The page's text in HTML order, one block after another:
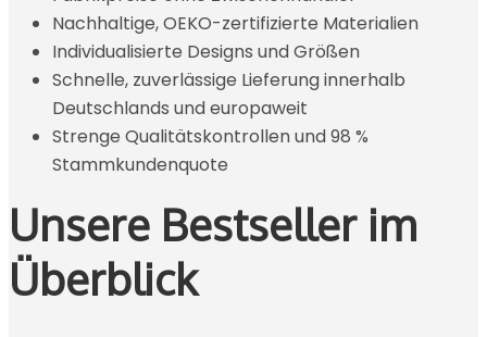
Nachhaltige, OEKO-zertifizierte Materialien
Individualisierte Designs und Größen
Schnelle, zuverlässige Lieferung innerhalb
Deutschlands und europaweit
Strenge Qualitätskontrollen und 98 %
Stammkundenquote
Unsere Bestseller im
Überblick